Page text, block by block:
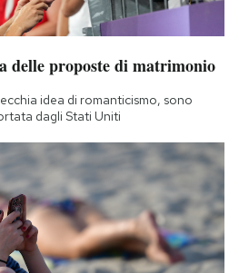
delle proposte di matrimonio
idea di romanticismo, sono
dagli Stati Uniti